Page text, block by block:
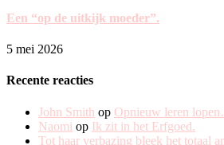
Een “op de uitkijk moeder”.
5 mei 2026
Recente reacties
John Smith op Opnieuw leren
Naomi op Ik zit in het Erfgoed.
Tot haar verbazing bleek het totaal